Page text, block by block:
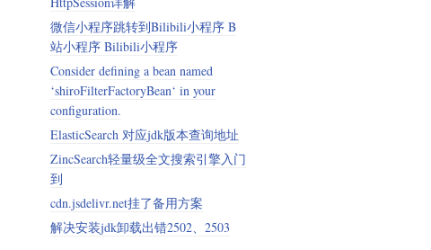
微信小程序跳转到Bilibili小程序 B
站小程序 Bilibili小程序
Consider defining a bean named
‘shiroFilterFactoryBean‘ in your
configuration.
ElasticSearch 对应jdk版本查询地址
ZincSearch轻量级全文搜索引擎入门
到
cdn.jsdelivr.net挂了备用方案
解决安装jdk卸载出错2502、2503